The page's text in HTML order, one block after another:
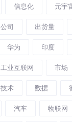
信息化 元宇
公司 出货量
华为 印度
工业互联网 市场
技术 数据
汽车 物联网